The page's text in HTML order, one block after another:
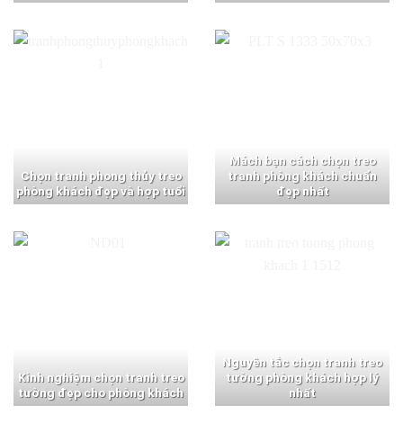
Chọn tranh phong thủy treo
phòng khách đẹp và hợp tuổi
Mách bạn cách chọn treo
tranh phòng khách chuẩn
đẹp nhất
Kinh nghiệm chọn tranh treo
tường đẹp cho phòng khách
Nguyên tắc chọn tranh treo
tường phòng khách hợp lý
nhất